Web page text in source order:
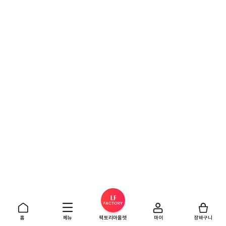
홈 메뉴 팩토리아울렛 마이 장바구니